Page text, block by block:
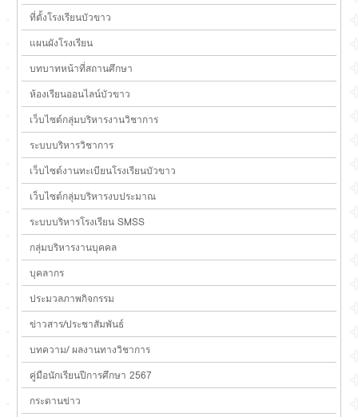
ที่ตั้งโรงเรียนบัวขาว
แผนผังโรงเรียน
บทบาทหน้าที่สถานศึกษา
ห้องเรียนออนไลน์บัวขาว
เว็บไซต์กลุ่มบริหารงานวิชาการ
ระบบบริหารวิชาการ
เว็บไซต์งานทะเบียนโรงเรียนบัวขาว
เว็บไซต์กลุ่มบริหารงบประมาณ
ระบบบริหารโรงเรียน SMSS
กลุ่มบริหารงานบุคคล
บุคลากร
ประมวลภาพกิจกรรม
ข่าวสาร/ประชาสัมพันธ์
บทความ/ ผลงานทางวิชาการ
คู่มือนักเรียนปีการศึกษา 2567
กระดานข่าว